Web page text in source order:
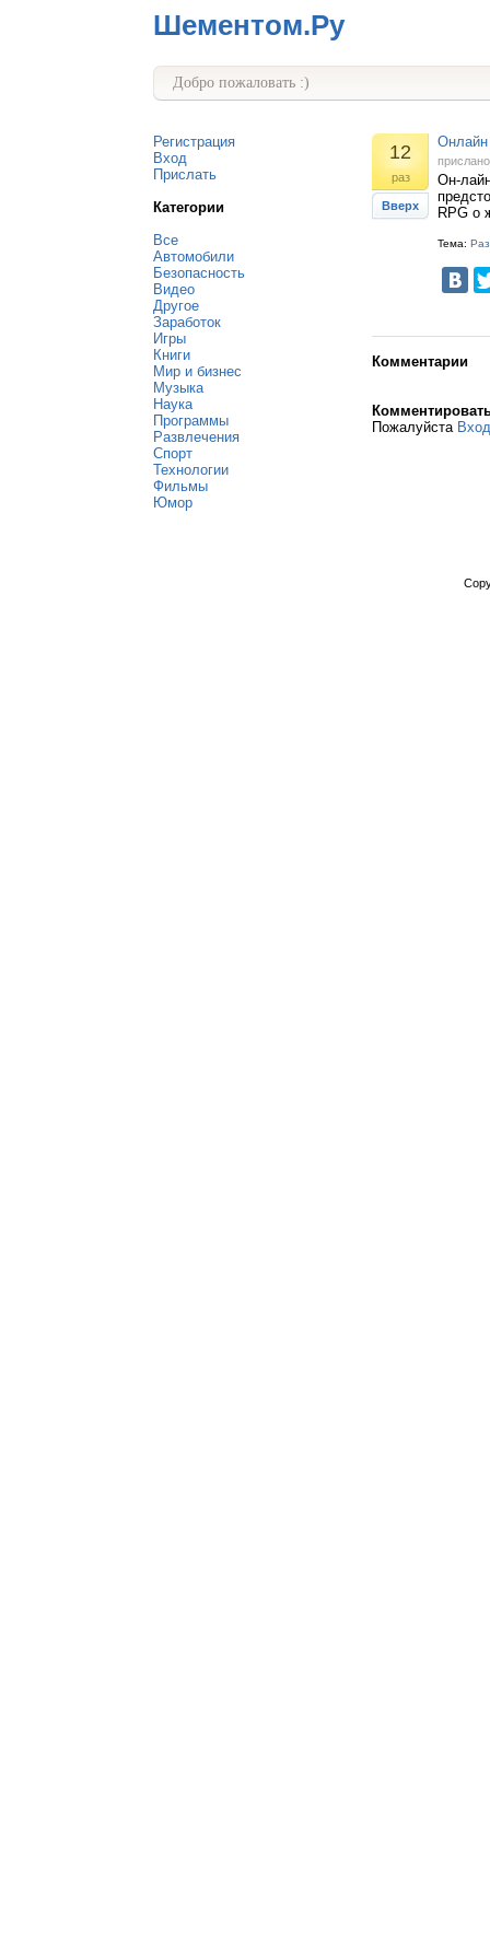
Шементом.Ру
Добро пожаловать :)
Регистрация
Вход
Прислать
Категории
Все
Автомобили
Безопасность
Видео
Другое
Заработок
Игры
Книги
Мир и бизнес
Музыка
Наука
Программы
Развлечения
Спорт
Технологии
Фильмы
Юмор
12
раз
Вверх
Онлайн
Он-
RPG о
Тема:
Комментарии
Пожалуйста Вход